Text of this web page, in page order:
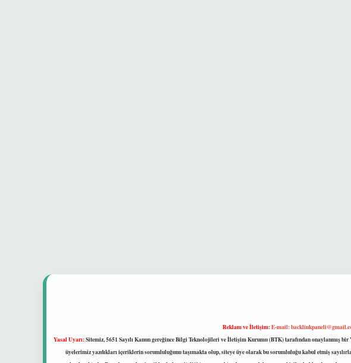
Reklam ve İletişim:E-mail:
Yasal Uyarı:Sitemiz, 5651 Sayılı Kanun gereğince Bilgi Teknolojileri ve İletişim Kurumu (BTK) tarafından onaylanmış
üyelerimiz yazdıkları içeriklerin sorumluluğunu taşımakta olup, siteye üye olarak bu sorumluluğu kabul etmiş